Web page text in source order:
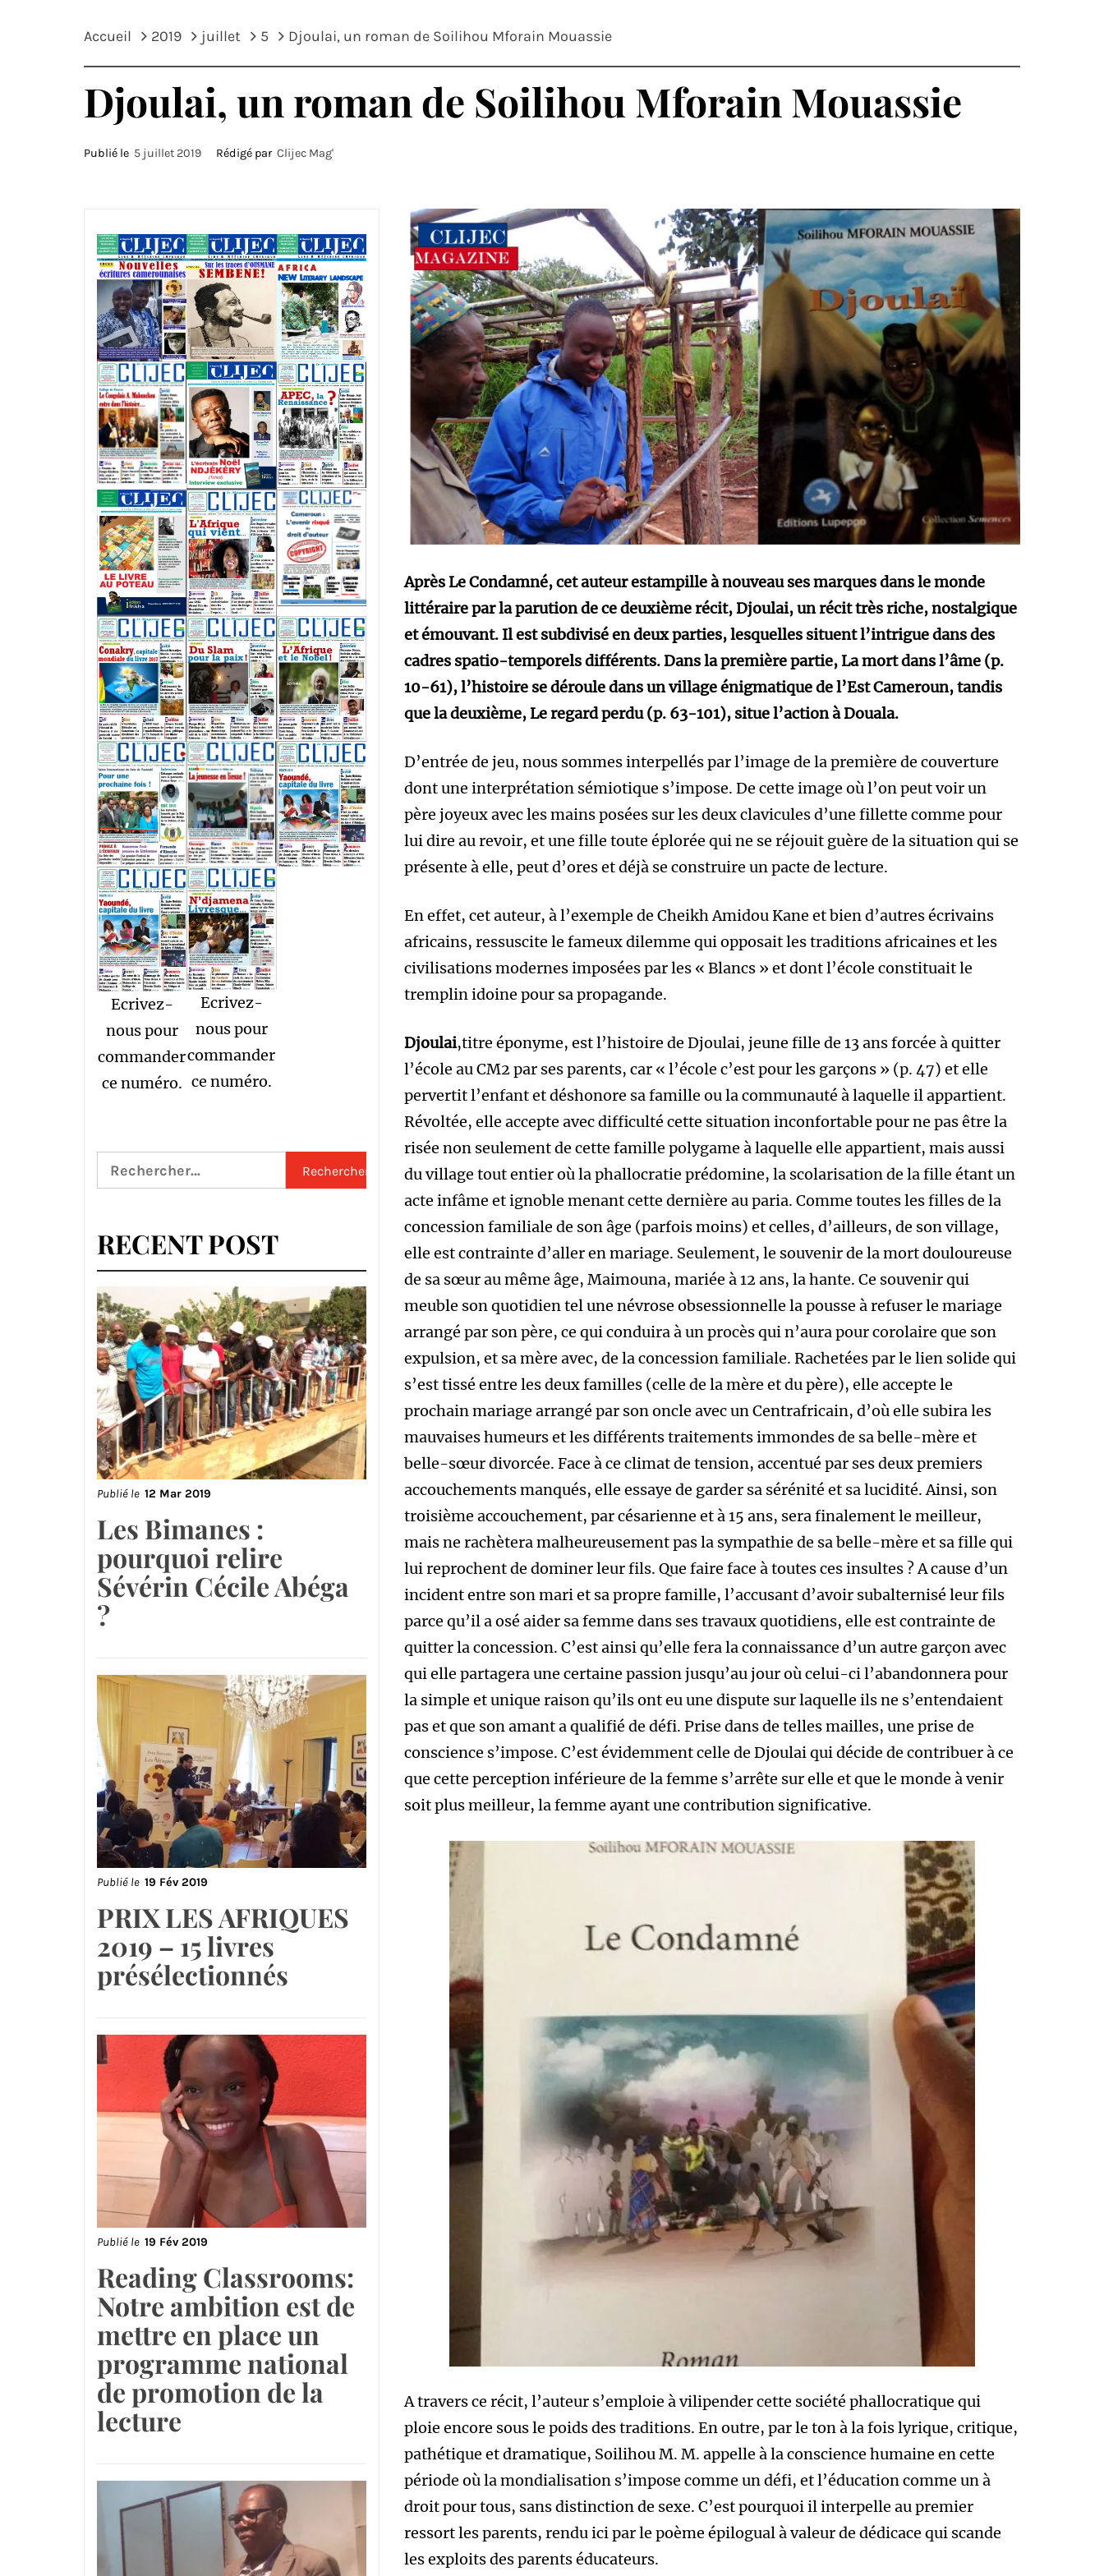
Accueil 2019 juillet 5 Djoulai, un roman de Soilihou Mforain Mouassie
Djoulai, un roman de Soilihou Mforain Mouassie
Publié le 5 juillet 2019 Rédigé par Clijec Mag'
Après Le Condamné, cet auteur estampille à nouveau ses marques dans le monde
littéraire par la parution de ce deuxième récit, Djoulai, un récit très riche, nostalgique
et émouvant. Il est subdivisé en deux parties, lesquelles situent l’intrigue dans des
cadres spatio-temporels différents. Dans la première partie, La mort dans l’âme (p.
10-61), l’histoire se déroule dans un village énigmatique de l’Est Cameroun, tandis
que la deuxième, Le regard perdu (p. 63-101), situe l’action à Douala.
D’entrée de jeu, nous sommes interpellés par l’image de la première de couverture
dont une interprétation sémiotique s’impose. De cette image où l’on peut voir un
père joyeux avec les mains posées sur les deux clavicules d’une fillette comme pour
lui dire au revoir, et une fille toute éplorée qui ne se réjouit guère de la situation qui se
présente à elle, peut d’ores et déjà se construire un pacte de lecture.
En effet, cet auteur, à l’exemple de Cheikh Amidou Kane et bien d’autres écrivains
africains, ressuscite le fameux dilemme qui opposait les traditions africaines et les
civilisations modernes imposées par les « Blancs » et dont l’école constituait le
tremplin idoine pour sa propagande.
Djoulai,titre éponyme, est l’histoire de Djoulai, jeune fille de 13 ans forcée à quitter
l’école au CM2 par ses parents, car « l’école c’est pour les garçons » (p. 47) et elle
pervertit l’enfant et déshonore sa famille ou la communauté à laquelle il appartient.
Révoltée, elle accepte avec difficulté cette situation inconfortable pour ne pas être la
risée non seulement de cette famille polygame à laquelle elle appartient, mais aussi
du village tout entier où la phallocratie prédomine, la scolarisation de la fille étant un
acte infâme et ignoble menant cette dernière au paria. Comme toutes les filles de la
concession familiale de son âge (parfois moins) et celles, d’ailleurs, de son village,
elle est contrainte d’aller en mariage. Seulement, le souvenir de la mort douloureuse
de sa sœur au même âge, Maimouna, mariée à 12 ans, la hante. Ce souvenir qui
meuble son quotidien tel une névrose obsessionnelle la pousse à refuser le mariage
arrangé par son père, ce qui conduira à un procès qui n’aura pour corolaire que son
expulsion, et sa mère avec, de la concession familiale. Rachetées par le lien solide qui
s’est tissé entre les deux familles (celle de la mère et du père), elle accepte le
prochain mariage arrangé par son oncle avec un Centrafricain, d’où elle subira les
mauvaises humeurs et les différents traitements immondes de sa belle-mère et
belle-sœur divorcée. Face à ce climat de tension, accentué par ses deux premiers
accouchements manqués, elle essaye de garder sa sérénité et sa lucidité. Ainsi, son
troisième accouchement, par césarienne et à 15 ans, sera finalement le meilleur,
mais ne rachètera malheureusement pas la sympathie de sa belle-mère et sa fille qui
lui reprochent de dominer leur fils. Que faire face à toutes ces insultes ? A cause d’un
incident entre son mari et sa propre famille, l’accusant d’avoir subalternisé leur fils
parce qu’il a osé aider sa femme dans ses travaux quotidiens, elle est contrainte de
quitter la concession. C’est ainsi qu’elle fera la connaissance d’un autre garçon avec
qui elle partagera une certaine passion jusqu’au jour où celui-ci l’abandonnera pour
la simple et unique raison qu’ils ont eu une dispute sur laquelle ils ne s’entendaient
pas et que son amant a qualifié de défi. Prise dans de telles mailles, une prise de
conscience s’impose. C’est évidemment celle de Djoulai qui décide de contribuer à ce
que cette perception inférieure de la femme s’arrête sur elle et que le monde à venir
soit plus meilleur, la femme ayant une contribution significative.
A travers ce récit, l’auteur s’emploie à vilipender cette société phallocratique qui
ploie encore sous le poids des traditions. En outre, par le ton à la fois lyrique, critique,
pathétique et dramatique, Soilihou M. M. appelle à la conscience humaine en cette
période où la mondialisation s’impose comme un défi, et l’éducation comme un à
droit pour tous, sans distinction de sexe. C’est pourquoi il interpelle au premier
ressort les parents, rendu ici par le poème épilogual à valeur de dédicace qui scande
les exploits des parents éducateurs.
Ecrivez-
nous pour
commander
ce numéro.
Ecrivez-
nous pour
commander
ce numéro.
Rechercher :
RECENT POST
Publié le 12 Mar 2019
Les Bimanes :
pourquoi relire
Sévérin Cécile Abéga
?
Publié le 19 Fév 2019
PRIX LES AFRIQUES
2019 – 15 livres
présélectionnés
Publié le 19 Fév 2019
Reading Classrooms:
Notre ambition est de
mettre en place un
programme national
de promotion de la
lecture